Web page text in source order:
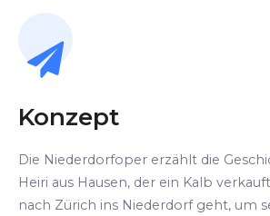
Konzept
Die Niederdorfoper erzählt die
Heiri aus Hausen, der ein Kalb
nach Zürich ins Niederdorf geht, um